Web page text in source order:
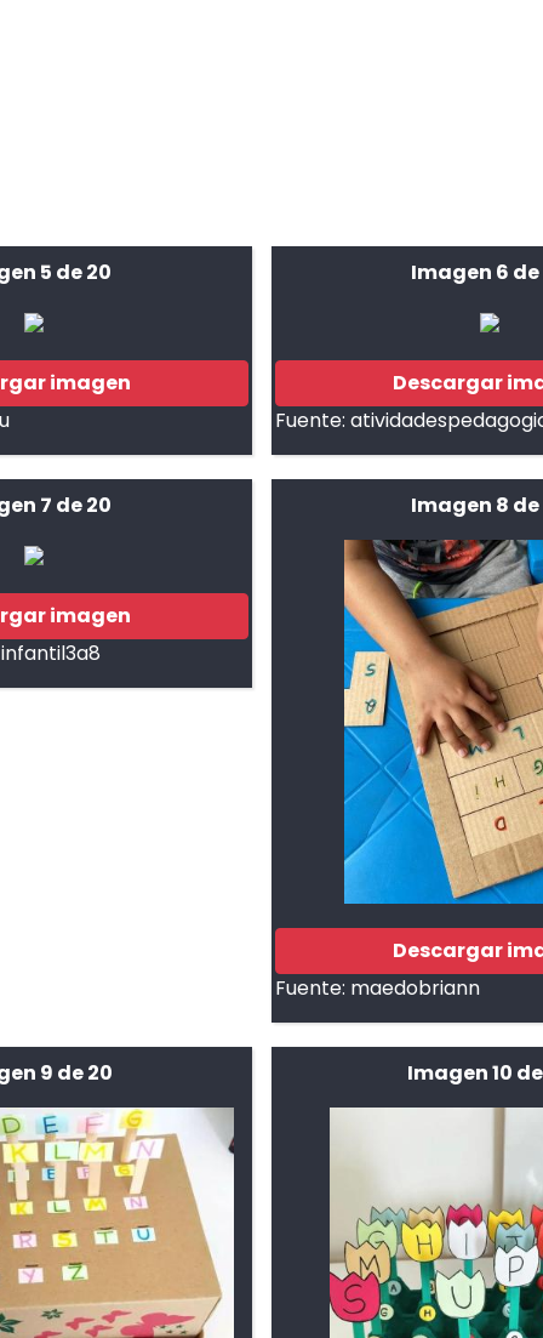
5 de 20
imagen
Imagen 6 de
Descargar
Fuente:
7 de 20
imagen
Imagen 8 de
Descargar
Fuente: maedobriann
9 de 20 Imagen 10